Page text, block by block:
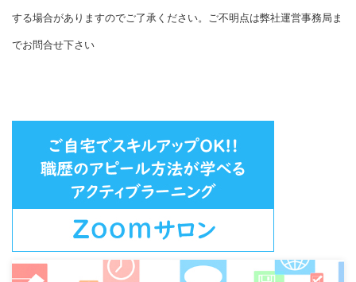
する場合がありますのでご了承ください。ご不明点は弊社運営事務局ま
でお問合せ下さい